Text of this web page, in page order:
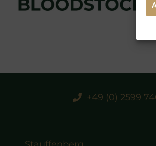
+49 (0) 2599